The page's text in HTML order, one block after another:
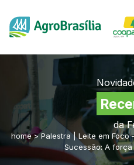
da
home > Palestra | Leite em Foco
Sucessão: A